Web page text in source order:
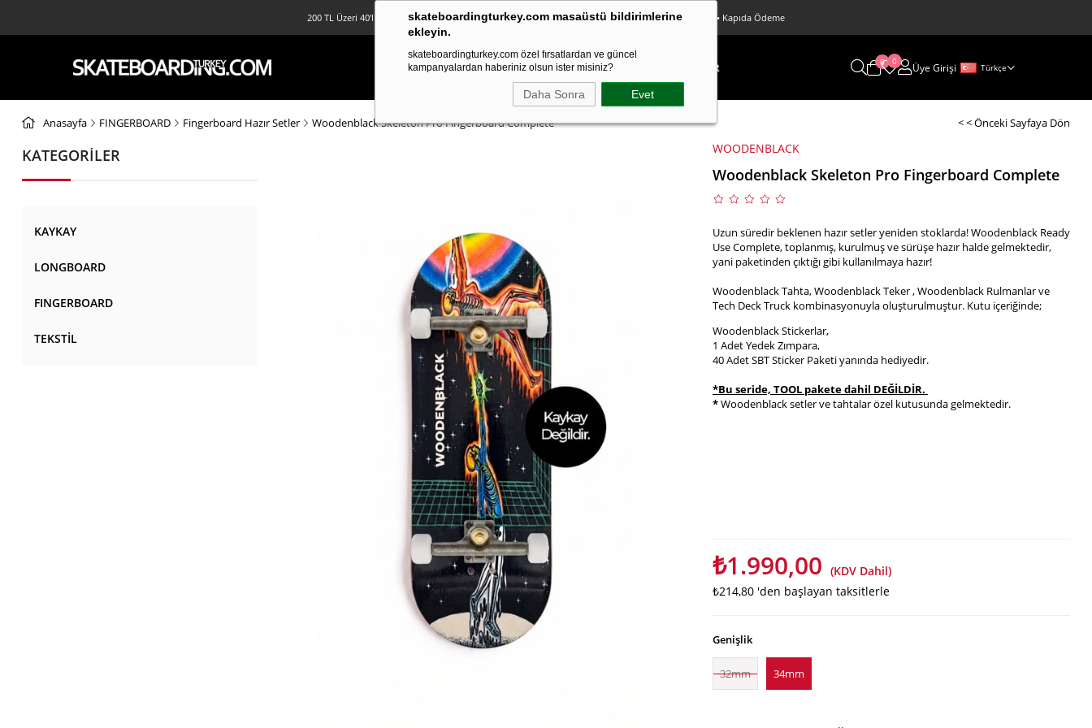
skateboardingturkey.com masaüstü bildirimlerine
ekleyin.
skateboardingturkey.com özel fırsatlardan ve güncel
kampanyalardan haberiniz olsun ister misiniz?
Daha Sonra Evet
200 TL Üzeri 40'lı Sticker Paketi Hediye • Ücretsiz Kargo • Sürpriz Hediyeler • Peşin Fiyatına 3 Taksit • Kapıda Ödeme
KAYKAYLONGBOARDFINGERBOARDTEKSTİL KAMPANYALAR 0 0 Üye Girişi Türkçe
Anasayfa FINGERBOARD Fingerboard Hazır Setler Woodenblack Skeleton Pro Fingerboard Complete < < Önceki Sayfaya Dön
KATEGORİLER
KAYKAY
LONGBOARD
FINGERBOARD
TEKSTİL
WOODENBLACK
Woodenblack Skeleton Pro Fingerboard Complete
Uzun süredir beklenen hazır setler yeniden stoklarda! Woodenblack Ready
Use Complete, toplanmış, kurulmuş ve sürüşe hazır halde gelmektedir,
yani paketinden çıktığı gibi kullanılmaya hazır!
Woodenblack Tahta, Woodenblack Teker , Woodenblack Rulmanlar ve
Tech Deck Truck kombinasyonuyla oluşturulmuştur. Kutu içeriğinde;
Woodenblack Stickerlar,
1 Adet Yedek Zımpara,
40 Adet SBT Sticker Paketi yanında hediyedir.
*Bu seride, TOOL pakete dahil DEĞİLDİR.
*Woodenblack setler ve tahtalar özel kutusunda gelmektedir.
₺1.990,00 (KDV Dahil)
₺214,80 'den başlayan taksitlerle
Genişlik
32mm 34mm